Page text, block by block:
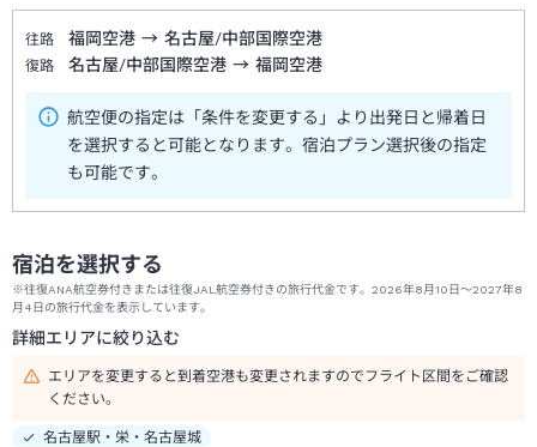
往路 福岡空港 → 名古屋/中部国際空港
復路 名古屋/中部国際空港 → 福岡空港
航空便の指定は「条件を変更する」より出発日と帰着日
を選択すると可能となります。宿泊プラン選択後の指定
も可能です。
宿泊を選択する
※往復ANA航空券付きまたは往復JAL航空券付きの旅行代金です。2026年8月10日～2027年8
月4日の旅行代金を表示しています。
詳細エリアに絞り込む
エリアを変更すると到着空港も変更されますのでフライト区間をご確認
ください。
名古屋駅・栄・名古屋城